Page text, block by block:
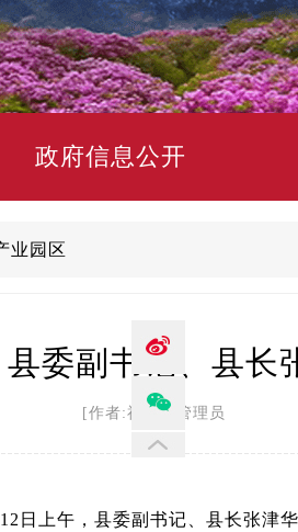
政府信息公开
业园区
县委副书记、县长
[作者:禄劝县管理员 发
日上午，县委副书记、县长张津